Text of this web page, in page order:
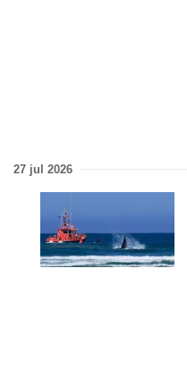
27 jul 2026